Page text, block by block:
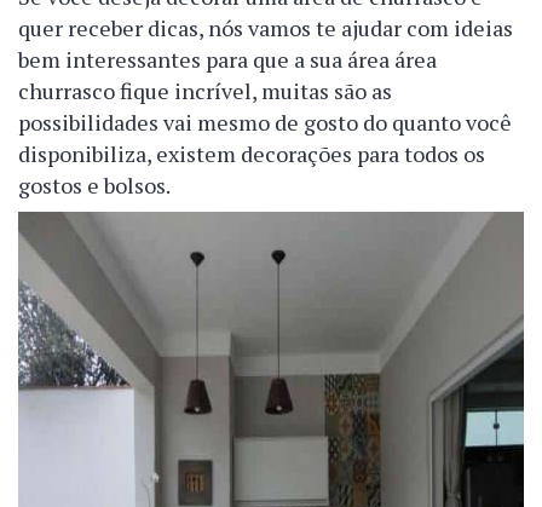
quer receber dicas, nós vamos te ajudar com ideias
bem interessantes para que a sua área área
churrasco fique incrível, muitas são as
possibilidades vai mesmo de gosto do quanto você
disponibiliza, existem decorações para todos os
gostos e bolsos.